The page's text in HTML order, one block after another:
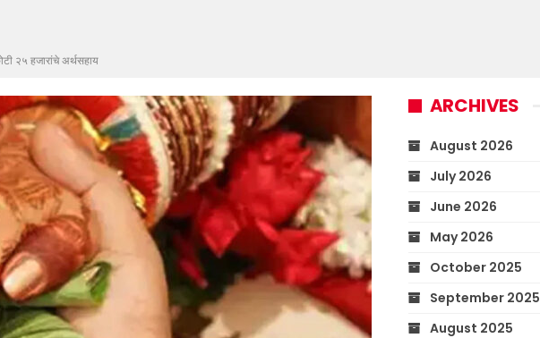
२५ हजारांचे अर्थसहाय
ARCHIVES
August 2026
July 2026
June 2026
May 2026
October 2025
September 2025
August 2025